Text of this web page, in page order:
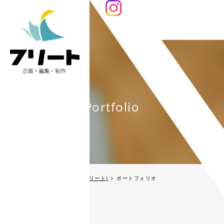
Portfolio
編集プロダクション Fleet(フリート) >ポートフォリオ